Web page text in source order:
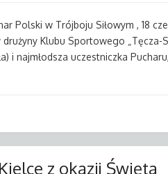
Polski w Trójboju Siłowym , 18
Klubu Sportowego „Tęcza-
i najmłodsza uczestniczka
z okazji Święta